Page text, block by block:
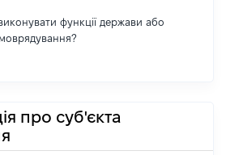
функції держави або
про суб'єкта